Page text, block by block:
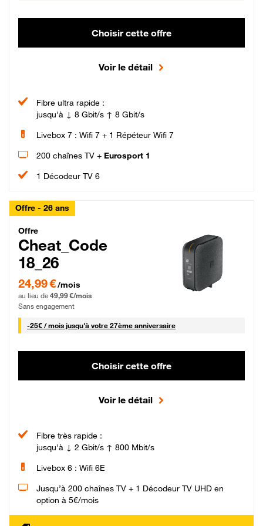
Choisir cette offre
Voir le détail
Fibre ultra rapide :
jusqu'à ↓ 8 Gbit/s ↑ 8 Gbit/s
Livebox 7 : Wifi 7 + 1 Répéteur Wifi 7
200 chaînes TV + Eurosport 1
1 Décodeur TV 6
Offre - 26 ans
Cheat_Code Fibre_18_26
Offre
Cheat_Code
18_26
24,99 € par mois pendant 0 mois puis 49,99 € par mois, Sans engagement
24,99 €/mois
au lieu de 49,99 €/mois
Sans engagement
-25€ / mois25 € par mois
jusqu'à votre 27ème anniversaire
Choisir cette offre
Voir le détail
Fibre très rapide :
jusqu'à ↓ 2 Gbit/s ↑ 800 Mbit/s
Livebox 6 : Wifi 6E
Jusqu’à 200 chaînes TV + 1 Décodeur TV UHD en
option à 5€/mois